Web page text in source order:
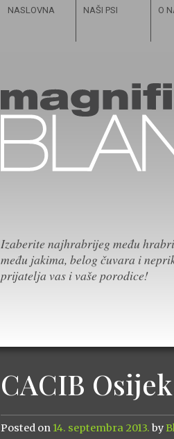
NASLOVNA NAŠI PSI O
Izaberite najhrabrijeg među
među jakima, belog čuvara i
prijatelja vas i vaše porodice!
CACIB
Posted on 14. septembra 2013. by